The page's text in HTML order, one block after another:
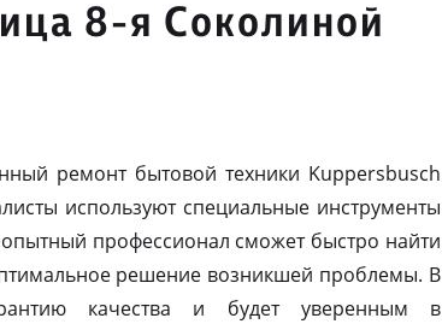
8-я Соколиной
ремонт бытовой техники Kuppersbusch
используют специальные инструменты
профессионал сможет быстро найти
решение возникшей проблемы. В
качества и будет уверенным в